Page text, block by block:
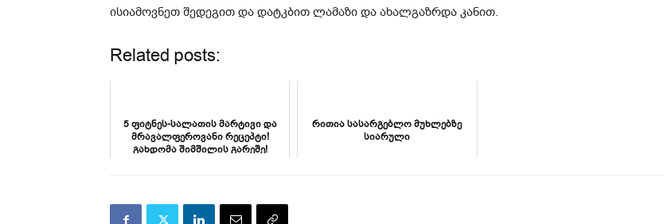
ისიამოვნეთ შედეგით და დატკბით ლამაზი და ახალგაზრდა კანით.
Related posts:
5 ფიტნეს-სალათის მარტივი და
მრავალფეროვანი რეცეპტი!
გახდომა შიმშილის გარეშე!
რითია სასარგებლო მუხლებზე
სიარული